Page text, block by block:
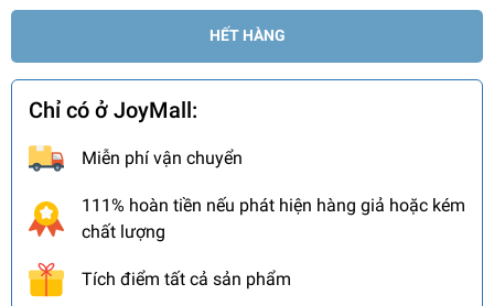
HẾT HÀNG
Chỉ có ở JoyMall:
Miễn phí vận chuyển
111% hoàn tiền nếu phát hiện hàng giả hoặc kém
chất lượng
Tích điểm tất cả sản phẩm